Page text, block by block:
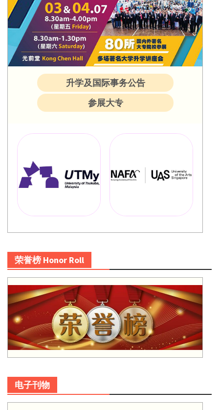
升学及国际事务公告
参展大专
荣誉榜 Honor Roll
电子刊物